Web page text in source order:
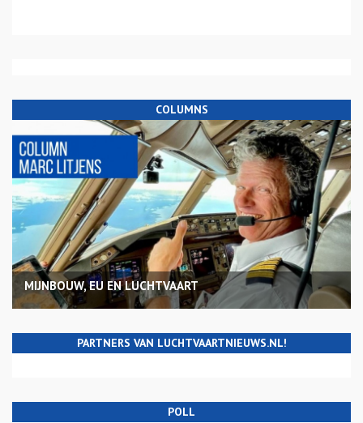
COLUMNS
MIJNBOUW, EU EN LUCHTVAART
PARTNERS VAN LUCHTVAARTNIEUWS.NL!
POLL